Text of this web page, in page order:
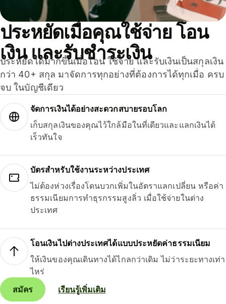
ประหยัดเมื่อคุณใช้จ่าย โอน
เงิน และรับชำระเงิน
ประหยัดได้มากขึ้นเมื่อโอน ใช้จ่าย และรับเงินเป็นสกุลเงิน
กว่า 40+ สกุล มาจัดการทุกอย่างที่ต้องการได้ทุกเมื่อ ครบ
จบ ในบัญชีเดียว
จัดการเงินได้อย่างสะดวกสบายรอบโลก
เก็บสกุลเงินของคุณไว้ใกล้มือในที่เดียวและแลกเงินได้
เร็วทันใจ
บัตรสำหรับใช้งานระหว่างประเทศ
ไม่ต้องห่วงเรื่องโดนบวกเพิ่มในอัตราแลกเปลี่ยน หรือค่า
ธรรมเนียมการทำธุรกรรมสูงลิ่ว เมื่อใช้จ่ายในต่าง
ประเทศ
โอนเงินไปต่างประเทศได้แบบประหยัดค่าธรรมเนียม
ให้เงินของคุณเดินทางได้ไกลกว่าเดิม ไม่ว่าระยะทางเท่า
ไหร่
สมัคร
เรียนรู้เพิ่มเติม